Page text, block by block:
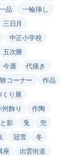
一品
一輪挿し
三日月
中正小学校
五次勝
今週
代掻き
コーナー
作品
り展
州飾り
作陶
影 兎
兜
冠雪
冬
座
出雲街道